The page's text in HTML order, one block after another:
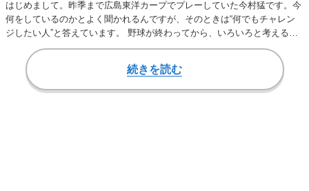
はじめまして。昨季まで広島東洋カープでプレーしていた今村猛です。今
何をしているのかとよく聞かれるんですが、そのときは“何でもチャレン
ジしたい人”と答えています。 野球が終わってから、いろいろと考える時
間がありました…
続きを読む